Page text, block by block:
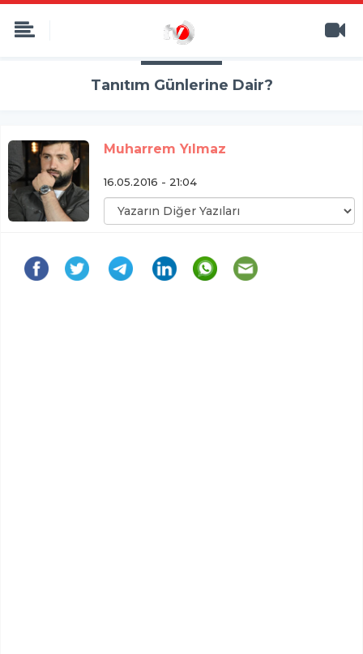
Tanıtım Günlerine Dair?
Muharrem Yılmaz
16.05.2016 - 21:04